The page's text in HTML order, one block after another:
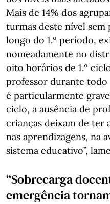
Mais de 14% dos
turmas deste nível
longo do 1.º período,
nomeadamente no
oito horários de 1.º
professor durante todo
é particularmente
ciclo, a ausência de
crianças deixam de ter
nas aprendizagens, na
sistema educativo”,
“Sobrecarga
emergência